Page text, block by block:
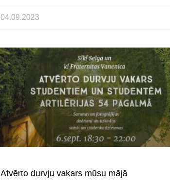
04.09.2023
Atvērto durvju vakars mūsu mājā